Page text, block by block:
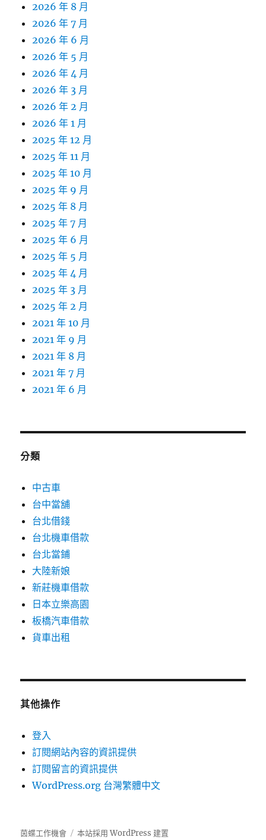
2026 年 8 月
2026 年 7 月
2026 年 6 月
2026 年 5 月
2026 年 4 月
2026 年 3 月
2026 年 2 月
2026 年 1 月
2025 年 12 月
2025 年 11 月
2025 年 10 月
2025 年 9 月
2025 年 8 月
2025 年 7 月
2025 年 6 月
2025 年 5 月
2025 年 4 月
2025 年 3 月
2025 年 2 月
2021 年 10 月
2021 年 9 月
2021 年 8 月
2021 年 7 月
2021 年 6 月
分類
中古車
台中當舖
台北借錢
台北機車借款
台北當鋪
大陸新娘
新莊機車借款
日本立樂高園
板橋汽車借款
貨車出租
其他操作
登入
訂閱網站內容的資訊提供
訂閱留言的資訊提供
WordPress.org 台灣繁體中文
茵蝶工作機會 本站採用 WordPress 建置